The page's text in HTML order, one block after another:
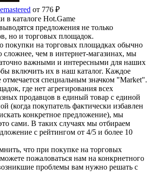
от 776 ₽
в каталоге Hot.Game
предложения не только
но и торговых площадок.
покупки на торговых площадках обычно
сложнее, чем в интернет-магазинах, мы
важными и интересными для наших
включить их в наш каталог. Каждое
отмечается специальным значком "Market".
где нет агрегирования всех
продавцов в единый товар с единой
(когда покупатель фактически избавлен
конкретное предложение), мы
сами. В таких случаях мы отбираем
с рейтингом от 4/5 и более 10
что при покупке на торговых
пожаловаться нам на конкрнетного
проблемы вам нужно решать с